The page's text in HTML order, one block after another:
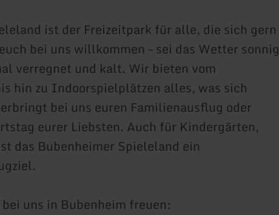
ist der Freizeitpark für alle, die sich gern
bei uns willkommen – sei das Wetter sonnig
verregnet und kalt. Wir bieten vom
hin zu Indoorspielplätzen alles, was sich
bei uns euren Familienausflug oder
eurer Liebsten. Auch für Kindergärten,
das Bubenheimer Spieleland ein
uns in Bubenheim freuen: